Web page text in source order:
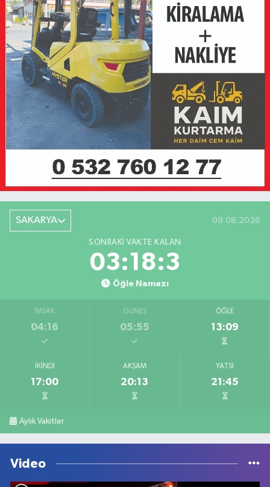
SAKARYA 09.08.2026
SONRAKI VAKTE KALAN
03:18:3
Öğle Namazı
İMSAK
04:16
GÜNEŞ
05:55
ÖĞLE
13:09
İKINDI
17:00
AKŞAM
20:13
YATSI
21:45
Aylık Vakitler
Video